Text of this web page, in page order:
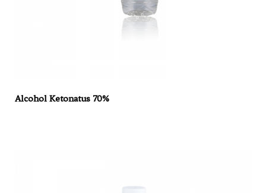
Alcohol Ketonatus 70%